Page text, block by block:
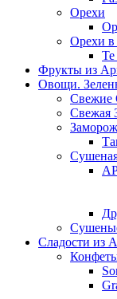
Орехи
Орехи в
Фрукты из
Овощи.
Свежие
Свежая
Сладости из